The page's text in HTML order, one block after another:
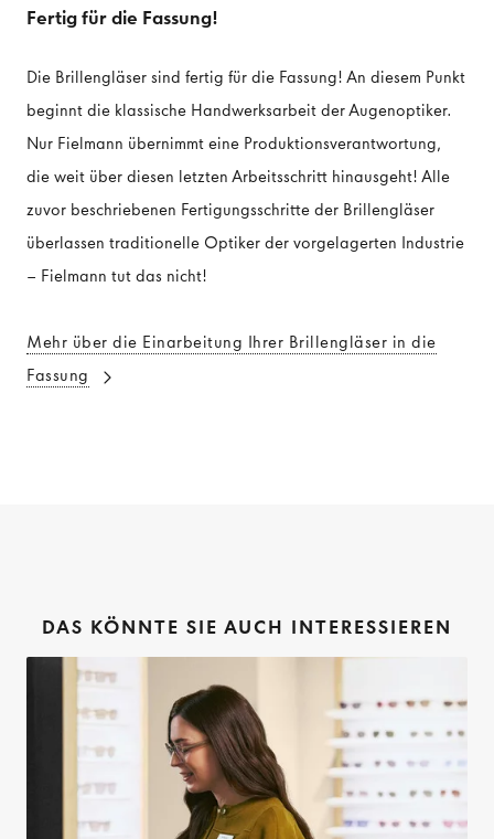
Fertig für die Fassung!
Die Brillengläser sind fertig für die Fassung! An diesem Punkt
beginnt die klassische Handwerksarbeit der Augenoptiker.
Nur Fielmann übernimmt eine Produktionsverantwortung,
die weit über diesen letzten Arbeitsschritt hinausgeht! Alle
zuvor beschriebenen Fertigungsschritte der Brillengläser
überlassen traditionelle Optiker der vorgelagerten Industrie
– Fielmann tut das nicht!
Mehr über die Einarbeitung Ihrer Brillengläser in die
Fassung
DAS KÖNNTE SIE AUCH INTERESSIEREN